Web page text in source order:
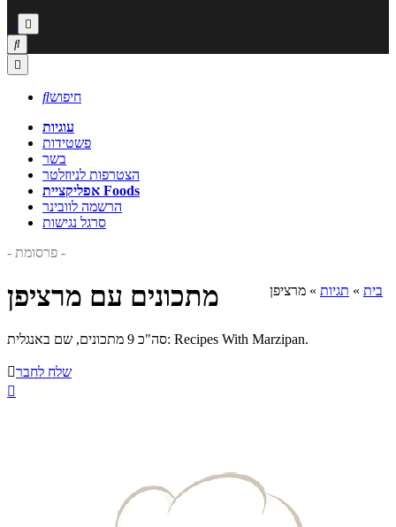



חיפוש
עוגיות
פשטידות
בשר
הצטרפות לניוזלטר
אפליקציית Foods
הרשמה לוובינר
סרגל נגישות
- פרסומת -
בית » תגיות » מרציפן מתכונים עם מרציפן
סה"כ 9 מתכונים, שם באנגלית: Recipes With Marzipan.
שלח לחבר
